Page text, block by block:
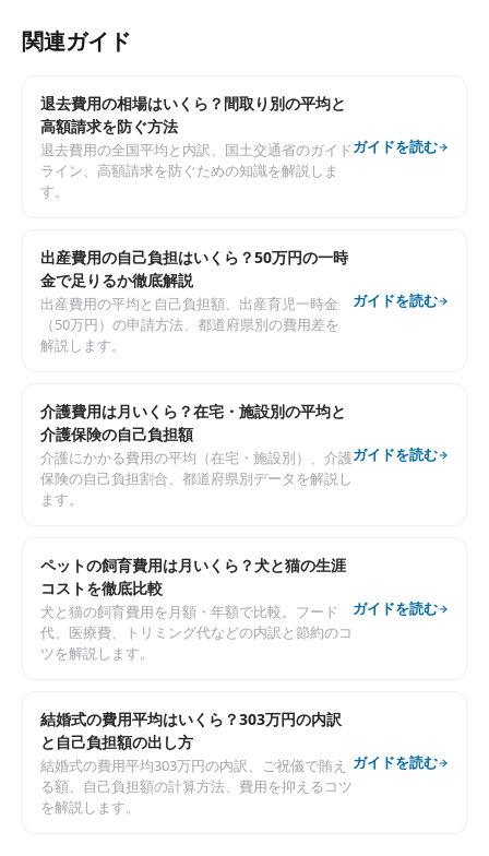
関連ガイド
退去費用の相場はいくら？間取り別の平均と
高額請求を防ぐ方法
退去費用の全国平均と内訳、国土交通省のガイド
ライン、高額請求を防ぐための知識を解説しま
す。
ガイドを読む
出産費用の自己負担はいくら？50万円の一時
金で足りるか徹底解説
出産費用の平均と自己負担額、出産育児一時金
（50万円）の申請方法、都道府県別の費用差を
解説します。
ガイドを読む
介護費用は月いくら？在宅・施設別の平均と
介護保険の自己負担額
介護にかかる費用の平均（在宅・施設別）、介護
保険の自己負担割合、都道府県別データを解説し
ます。
ガイドを読む
ペットの飼育費用は月いくら？犬と猫の生涯
コストを徹底比較
犬と猫の飼育費用を月額・年額で比較。フード
代、医療費、トリミング代などの内訳と節約のコ
ツを解説します。
ガイドを読む
結婚式の費用平均はいくら？303万円の内訳
と自己負担額の出し方
結婚式の費用平均303万円の内訳、ご祝儀で賄え
る額、自己負担額の計算方法、費用を抑えるコツ
を解説します。
ガイドを読む